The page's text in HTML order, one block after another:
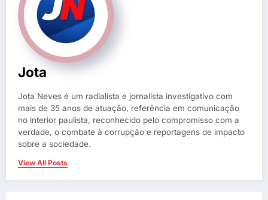
Jota
Jota Neves é um radialista e jornalista investigativo com
mais de 35 anos de atuação, referência em comunicação
no interior paulista, reconhecido pelo compromisso com a
verdade, o combate à corrupção e reportagens de impacto
sobre a sociedade.
View All Posts